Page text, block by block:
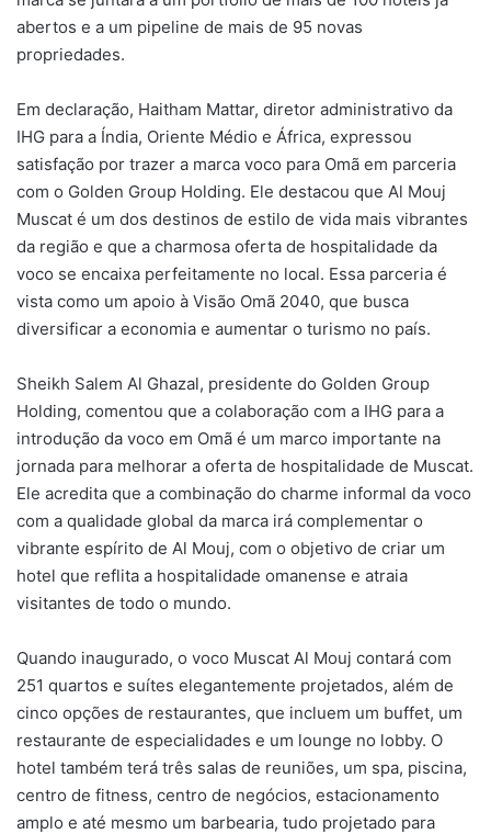
abertos e a um pipeline de mais de 95 novas
propriedades.
Em declaração, Haitham Mattar, diretor administrativo da
IHG para a Índia, Oriente Médio e África, expressou
satisfação por trazer a marca voco para Omã em parceria
com o Golden Group Holding. Ele destacou que Al Mouj
Muscat é um dos destinos de estilo de vida mais vibrantes
da região e que a charmosa oferta de hospitalidade da
voco se encaixa perfeitamente no local. Essa parceria é
vista como um apoio à Visão Omã 2040, que busca
diversificar a economia e aumentar o turismo no país.
Sheikh Salem Al Ghazal, presidente do Golden Group
Holding, comentou que a colaboração com a IHG para a
introdução da voco em Omã é um marco importante na
jornada para melhorar a oferta de hospitalidade de Muscat.
Ele acredita que a combinação do charme informal da voco
com a qualidade global da marca irá complementar o
vibrante espírito de Al Mouj, com o objetivo de criar um
hotel que reflita a hospitalidade omanense e atraia
visitantes de todo o mundo.
Quando inaugurado, o voco Muscat Al Mouj contará com
251 quartos e suítes elegantemente projetados, além de
cinco opções de restaurantes, que incluem um buffet, um
restaurante de especialidades e um lounge no lobby. O
hotel também terá três salas de reuniões, um spa, piscina,
centro de fitness, centro de negócios, estacionamento
amplo e até mesmo um barbearia, tudo projetado para